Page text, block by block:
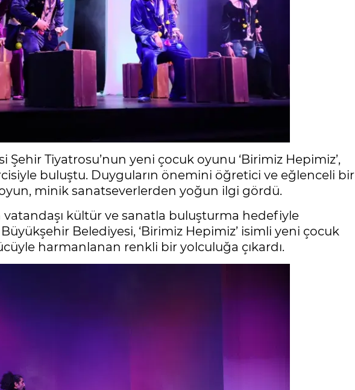
Şehir Tiyatrosu’nun yeni çocuk oyunu ‘Birimiz Hepimiz’,
buluştu. Duyguların önemini öğretici ve eğlenceli bir
minik sanatseverlerden yoğun ilgi gördü.
vatandaşı kültür ve sanatla buluşturma hedefiyle
Belediyesi, ‘Birimiz Hepimiz’ isimli yeni çocuk
harmanlanan renkli bir yolculuğa çıkardı.